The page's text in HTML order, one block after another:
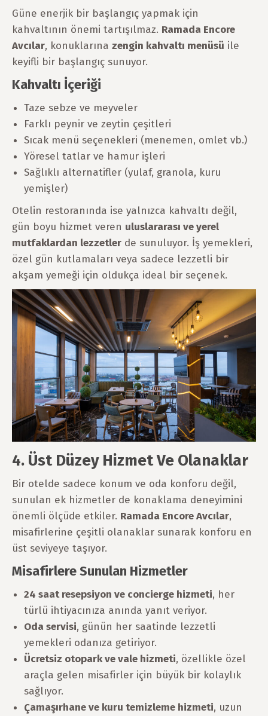
Güne enerjik bir başlangıç yapmak için
kahvaltının önemi tartışılmaz. Ramada Encore
Avcılar, konuklarına zengin kahvaltı menüsü ile
keyifli bir başlangıç sunuyor.
Kahvaltı İçeriği
Taze sebze ve meyveler
Farklı peynir ve zeytin çeşitleri
Sıcak menü seçenekleri (menemen, omlet vb.)
Yöresel tatlar ve hamur işleri
Sağlıklı alternatifler (yulaf, granola, kuru
yemişler)
Otelin restoranında ise yalnızca kahvaltı değil,
gün boyu hizmet veren uluslararası ve yerel
mutfaklardan lezzetler de sunuluyor. İş yemekleri,
özel gün kutlamaları veya sadece lezzetli bir
akşam yemeği için oldukça ideal bir seçenek.
4. Üst Düzey Hizmet Ve Olanaklar
Bir otelde sadece konum ve oda konforu değil,
sunulan ek hizmetler de konaklama deneyimini
önemli ölçüde etkiler. Ramada Encore Avcılar,
misafirlerine çeşitli olanaklar sunarak konforu en
üst seviyeye taşıyor.
Misafirlere Sunulan Hizmetler
24 saat resepsiyon ve concierge hizmeti, her
türlü ihtiyacınıza anında yanıt veriyor.
Oda servisi, günün her saatinde lezzetli
yemekleri odanıza getiriyor.
Ücretsiz otopark ve vale hizmeti, özellikle özel
araçla gelen misafirler için büyük bir kolaylık
sağlıyor.
Çamaşırhane ve kuru temizleme hizmeti, uzun